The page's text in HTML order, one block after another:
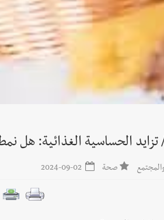
الحساسية الغذائية: هل
صحة